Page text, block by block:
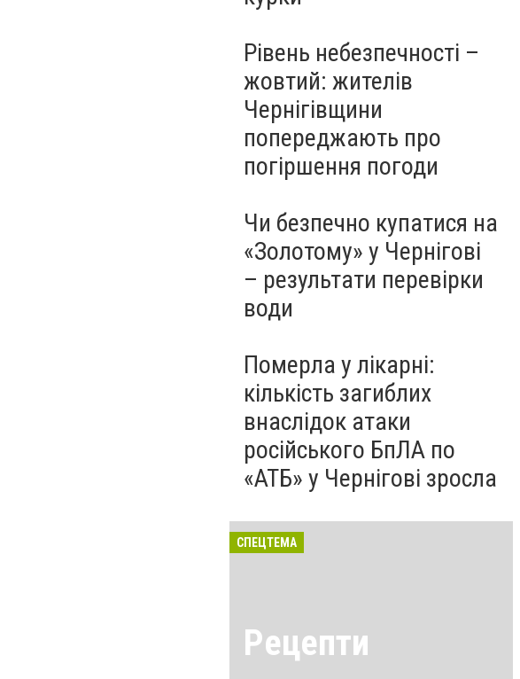
Рівень небезпечності –
жовтий: жителів
Чернігівщини
попереджають про
погіршення погоди
Чи безпечно купатися на
«Золотому» у Чернігові
– результати перевірки
води
Померла у лікарні:
кількість загиблих
внаслідок атаки
російського БпЛА по
«АТБ» у Чернігові зросла
СПЕЦТЕМА
Рецепти